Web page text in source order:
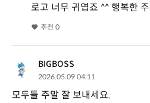
로고 너무 귀엽죠 ^^ 행복한
추천 0
BIGBOSS
2026.05.09 04:11
모두들 주말 잘 보내세요.